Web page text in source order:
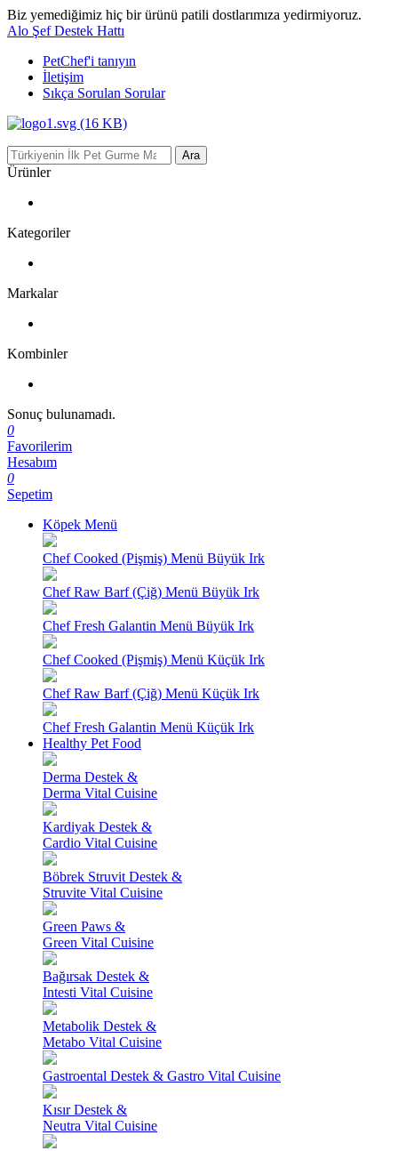
Biz yemediğimiz hiç bir ürünü patili dostlarımıza yedirmiyoruz.
Alo Şef Destek Hattı
PetChef'i tanıyın
İletişim
Sıkça Sorulan Sorular
Ara
Ürünler
Kategoriler
Markalar
Kombinler
Sonuç bulunamadı.
0
Favorilerim
Hesabım
0
Sepetim
Köpek Menü
Chef Cooked (Pişmiş) Menü Büyük Irk
Chef Raw Barf (Çiğ) Menü Büyük Irk
Chef Fresh Galantin Menü Büyük Irk
Chef Cooked (Pişmiş) Menü Küçük Irk
Chef Raw Barf (Çiğ) Menü Küçük Irk
Chef Fresh Galantin Menü Küçük Irk
Healthy Pet Food
Derma Destek &
Derma Vital Cuisine
Kardiyak Destek &
Cardio Vital Cuisine
Böbrek Struvit Destek &
Struvite Vital Cuisine
Green Paws &
Green Vital Cuisine
Bağırsak Destek &
Intesti Vital Cuisine
Metabolik Destek &
Metabo Vital Cuisine
Gastroental Destek & Gastro Vital Cuisine
Kısır Destek &
Neutra Vital Cuisine